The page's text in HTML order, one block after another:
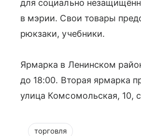
для социально
в мэрии. Свои товары
рюкзаки, учебники.
Ярмарка в Ленинском
до 18:00. Вторая ярмарка
улица Комсомольская, 10,
торговля